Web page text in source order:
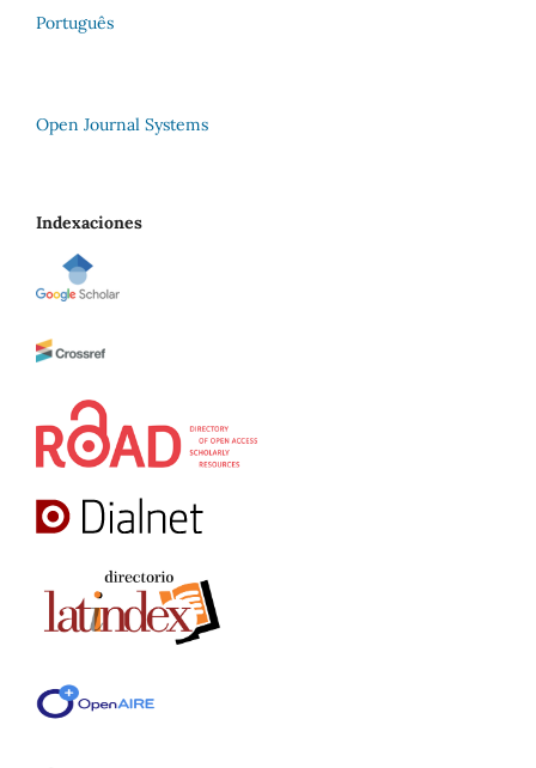
Português
Open Journal Systems
Indexaciones